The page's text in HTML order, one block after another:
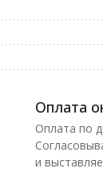
Оплата
Оплата по
и